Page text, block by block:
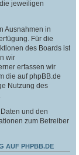
jeweiligen
Ausnahmen in
Für die
des Boards ist
wir
erfassen wir
die auf phpBB.de
Nutzung des
und den
zum Betreiber
AUF PHPBB.DE